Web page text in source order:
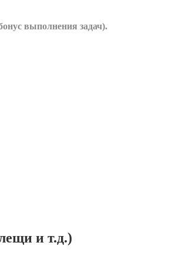
выполнения задач).
и т.д.)